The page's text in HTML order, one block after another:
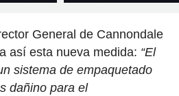
General de Cannondale
así esta nueva medida: “El
sistema de empaquetado
dañino para el